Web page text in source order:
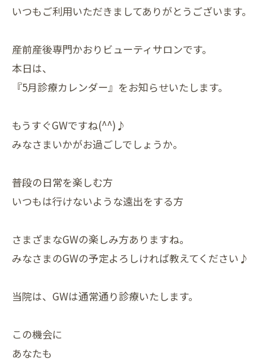
いつもご利用いただきましてありがとうございます。
産前産後専門かおりビューティサロンです。
本日は、
『5月診療カレンダー』をお知らせいたします。
もうすぐGWですね(^^)♪
みなさまいかがお過ごしでしょうか。
普段の日常を楽しむ方
いつもは行けないような遠出をする方
さまざまなGWの楽しみ方ありますね。
みなさまのGWの予定よろしければ教えてください♪
当院は、GWは通常通り診療いたします。
この機会に
あなたも